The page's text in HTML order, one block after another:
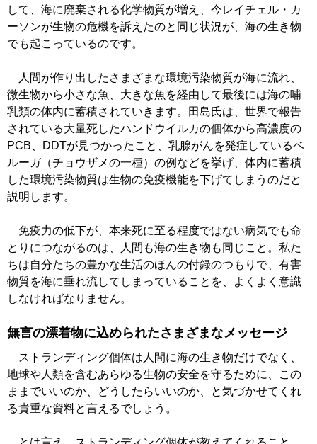
して、海に廃棄される化学物質が増え、今レイチェル・カ
ーソンが生物の危機を訴えたのと同じ状況が、海の生き物
でも起こっているのです。
人間が作り出したさまざまな環境汚染物質が海に流れ、
微生物から小さな魚、大きな魚を経由して最後には海の哺
乳類の体内に蓄積されていきます。田島氏は、世界で報告
されている大量死したハンドウイルカの個体から高濃度の
PCB、DDTが見つかったこと、乳腺がんを発症しているベ
ルーガ（チョウザメの一種）の例などを挙げ、体内に蓄積
した環境汚染物質は生物の免疫機能を下げてしまうのだと
説明します。
免疫力の低下が、本来死に至る程度ではない病気でも命
とりにつながるのは、人間も海の生き物も同じこと。私た
ちは自分たちの豊かな生活のほんの付録のつもりで、有害
物質を海に垂れ流してしまっていることを、よくよく意識
しなければなりません。
無言の漂着物に込められたさまざまなメッセージ
ストランディング個体は人間に海の生き物だけでなく、
地球や人類を含むあらゆる生物の安全を守るために、この
ままでいいのか、どうしたらいいのか、と気づかせてくれ
る貴重な資料と言えるでしょう。